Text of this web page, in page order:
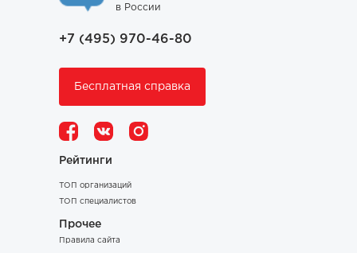
в России
+7 (495) 970-46-80
Бесплатная справка
Рейтинги
ТОП организаций
ТОП специалистов
Прочее
Правила сайта